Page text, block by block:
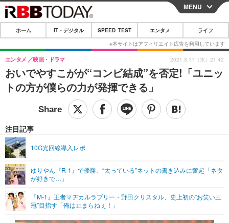
CLOSE
ホーム
IT・デジタル
IT・デジタルTOP スマートフォン
ショッピング その他
SPEED TEST
エンタメTOP 映画・ドラマ
グラビア
ショッピング その他
ライフTOP
その他
リリース一覧
プッシュ通知の停止方法
MENU
ホーム IT・デジタル SPEED TEST エンタメ ライフ
おいでやすこがが“コンビ結成”を否定!「ユニッ
トの方が僕らの力が発揮できる」
エンタメ 映画・ドラマ
注目記事
10G光回線導入レポ
ゆりやん『R-1』で優勝、“太っている”ネットの書き込みに奮起「ネタ
が好きで…」
『M-1』王者マヂカルラブリー・野田クリスタル、史上初の”お笑い三
冠”目指す「俺は止まらねぇ！」
2021.3.17（水）21:42